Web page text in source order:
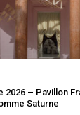
2026 – Pavillon
Saturne